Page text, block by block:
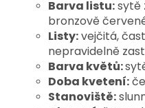
Barva listu:sytě
bronzově
Listy:vejčitá,
nepravidelně
Barva květů:
Doba kvetení:
Stanoviště: